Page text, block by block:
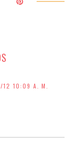
10:09 A. M.